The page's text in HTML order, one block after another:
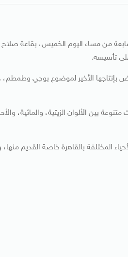
السابعة من مساء اليوم الخميس، بقاعة
تأسيسه.
الأخير لموضوع بوجي
بحوالي 75 عملاً بخامات وتقنيات متنوعة بين الألوان الزيتية،
اللقطة الواحدة أسبوعياً كل جمعة منذ اوائل عام 2002 في الأحياء المختلفة بالقاهرة